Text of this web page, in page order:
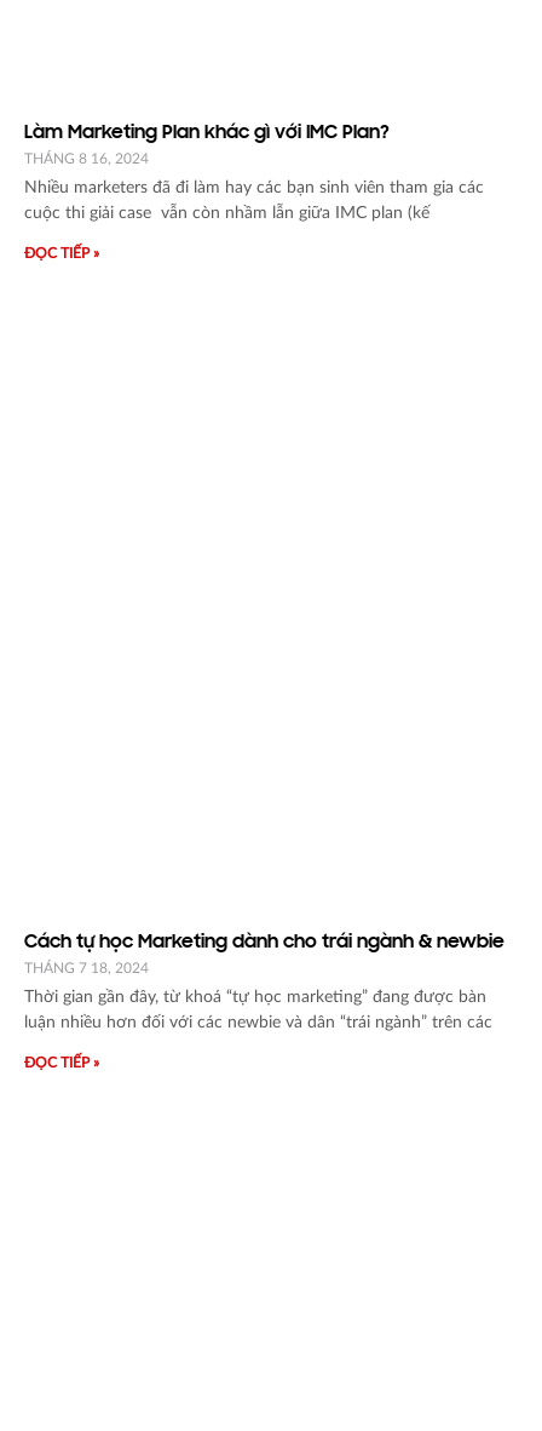
Làm Marketing Plan khác gì với IMC Plan?
THÁNG 8 16, 2024
Nhiều marketers đã đi làm hay các bạn sinh viên tham gia các
cuộc thi giải case vẫn còn nhầm lẫn giữa IMC plan (kế
ĐỌC TIẾP »
Cách tự học Marketing dành cho trái ngành & newbie
THÁNG 7 18, 2024
Thời gian gần đây, từ khoá “tự học marketing” đang được bàn
luận nhiều hơn đối với các newbie và dân “trái ngành” trên các
ĐỌC TIẾP »